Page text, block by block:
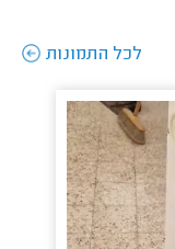
לכל התמונות